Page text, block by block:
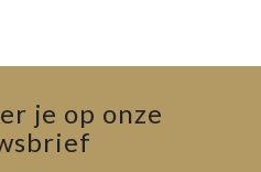
je op onze